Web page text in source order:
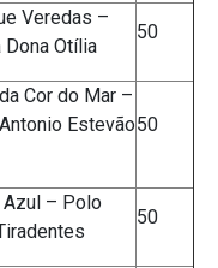
Veredas –
Dona Otília
50
Cor do Mar –
Estevão50
Azul – Polo
50